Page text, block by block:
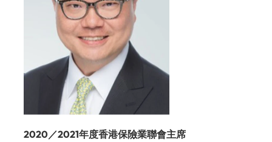
2020／2021年度香港保險業聯會主席